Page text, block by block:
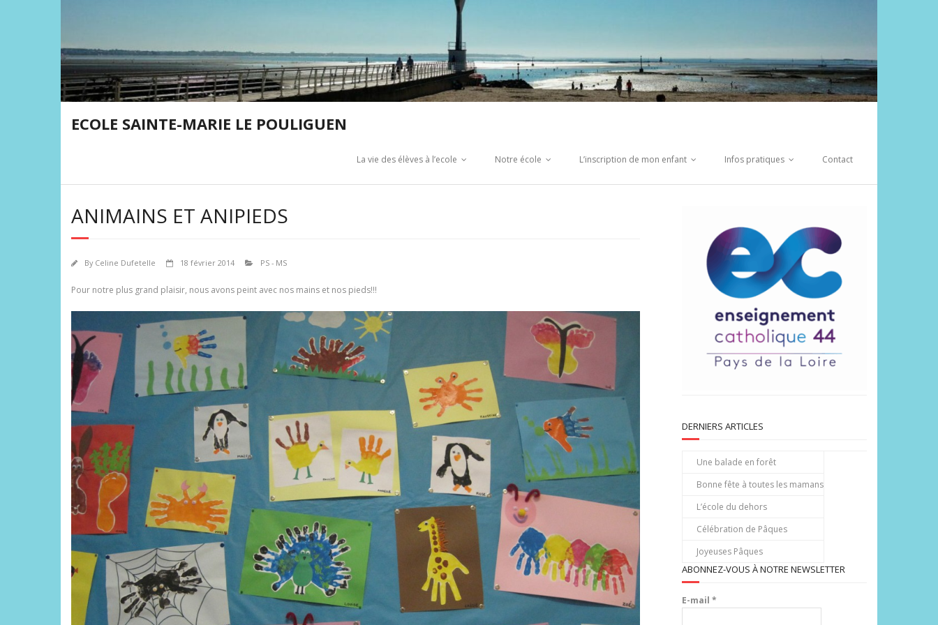
ECOLE SAINTE-MARIE LE POULIGUEN
La vie des élèves à l’ecole Notre école L’inscription de mon enfant Infos pratiques Contact
ANIMAINS ET ANIPIEDS
By Celine Dufetelle 18 février 2014 PS - MS
Pour notre plus grand plaisir, nous avons peint avec nos mains et nos pieds!!!
DERNIERS ARTICLES
Une balade en forêt
Bonne fête à toutes les mamans
L’école du dehors
Célébration de Pâques
Joyeuses Pâques
ABONNEZ-VOUS À NOTRE NEWSLETTER
E-mail *